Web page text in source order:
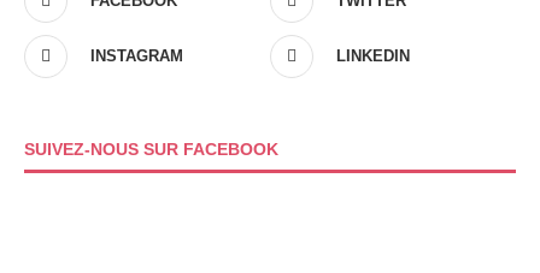
INSTAGRAM LINKEDIN
SUIVEZ-NOUS SUR FACEBOOK